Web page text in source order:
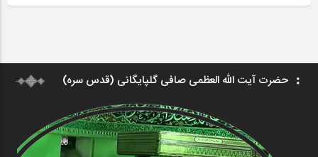
حضرت آیت الله العظمی صافی گلپایگانی (قدس سره)